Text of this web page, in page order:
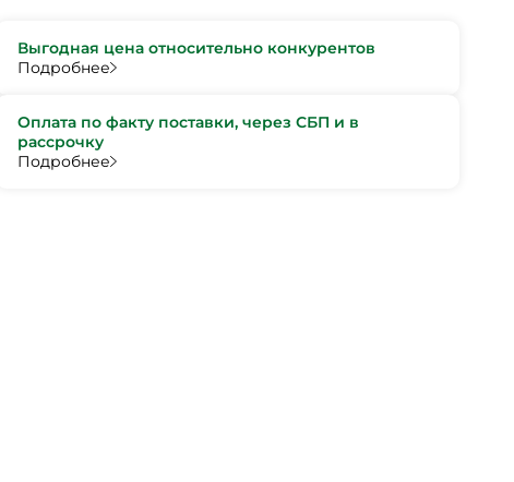
Выгодная цена относительно конкурентов
Подробнее
Оплата по факту поставки, через СБП и в
рассрочку
Подробнее